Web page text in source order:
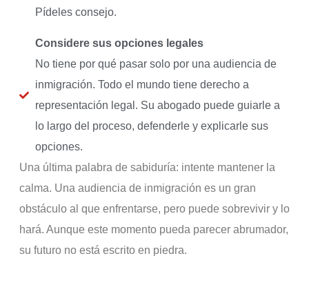
Pídeles consejo.
Considere sus opciones legales
No tiene por qué pasar solo por una audiencia de
inmigración. Todo el mundo tiene derecho a
representación legal. Su abogado puede guiarle a
lo largo del proceso, defenderle y explicarle sus
opciones.
Una última palabra de sabiduría: intente mantener la
calma. Una audiencia de inmigración es un gran
obstáculo al que enfrentarse, pero puede sobrevivir y lo
hará. Aunque este momento pueda parecer abrumador,
su futuro no está escrito en piedra.